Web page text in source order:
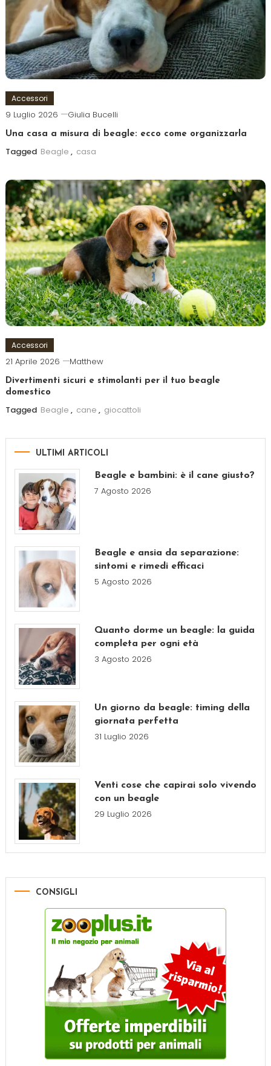
Accessori
9 Luglio 2026 Giulia Bucelli
Una casa a misura di beagle: ecco come organizzarla
Tagged Beagle , casa
Accessori
21 Aprile 2026 Matthew
Divertimenti sicuri e stimolanti per il tuo beagle
domestico
Tagged Beagle , cane , giocattoli
ULTIMI ARTICOLI
Beagle e bambini: è il cane giusto?
7 Agosto 2026
Beagle e ansia da separazione:
sintomi e rimedi efficaci
5 Agosto 2026
Quanto dorme un beagle: la guida
completa per ogni età
3 Agosto 2026
Un giorno da beagle: timing della
giornata perfetta
31 Luglio 2026
Venti cose che capirai solo vivendo
con un beagle
29 Luglio 2026
CONSIGLI